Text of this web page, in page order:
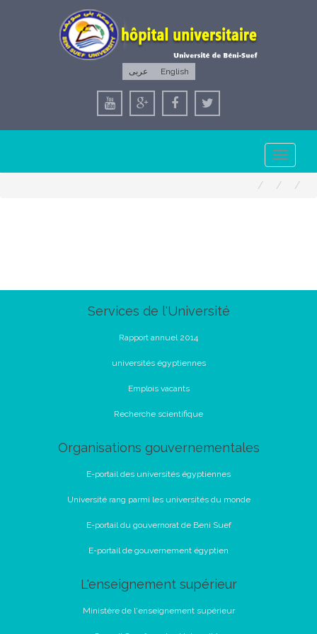
English عربى
Toggle
navigation
Services de l'Université
Rapport annuel 2014
universités égyptiennes
Emplois vacants
Recherche scientifique
Organisations gouvernementales
E-portail des universités égyptiennes
Université rang parmi les universités du monde
E-portail du gouvernorat de Beni Suef
E-portail de gouvernement égyptien
L'enseignement supérieur
Ministère de l'enseignement supérieur